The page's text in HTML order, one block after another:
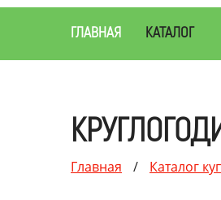
ГЛАВНАЯ КАТАЛОГ
Главная / Каталог